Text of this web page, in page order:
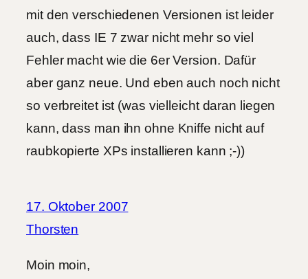
mit den verschiedenen Versionen ist leider
auch, dass IE 7 zwar nicht mehr so viel
Fehler macht wie die 6er Version. Dafür
aber ganz neue. Und eben auch noch nicht
so verbreitet ist (was vielleicht daran liegen
kann, dass man ihn ohne Kniffe nicht auf
raubkopierte XPs installieren kann ;-))
17. Oktober 2007
Thorsten
Moin moin,